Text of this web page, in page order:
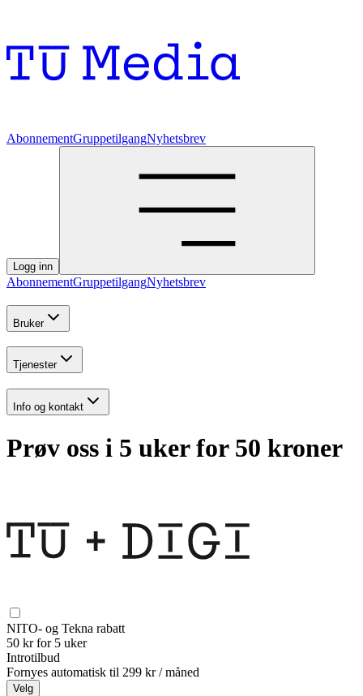
AbonnementGruppetilgangNyhetsbrev
Logg inn
AbonnementGruppetilgangNyhetsbrev
Bruker
Tjenester
Info og kontakt
Prøv oss i 5 uker for 50 kroner
NITO- og Tekna rabatt
50 kr for 5 uker
Introtilbud
Fornyes automatisk til 299 kr / måned
Velg